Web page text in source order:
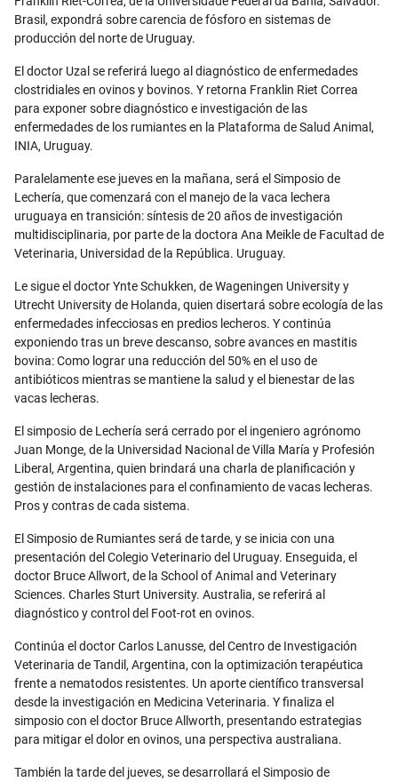
Brasil, expondrá sobre carencia de fósforo en sistemas de
producción del norte de Uruguay.
El doctor Uzal se referirá luego al diagnóstico de enfermedades
clostridiales en ovinos y bovinos. Y retorna Franklin Riet Correa
para exponer sobre diagnóstico e investigación de las
enfermedades de los rumiantes en la Plataforma de Salud Animal,
INIA, Uruguay.
Paralelamente ese jueves en la mañana, será el Simposio de
Lechería, que comenzará con el manejo de la vaca lechera
uruguaya en transición: síntesis de 20 años de investigación
multidisciplinaria, por parte de la doctora Ana Meikle de Facultad de
Veterinaria, Universidad de la República. Uruguay.
Le sigue el doctor Ynte Schukken, de Wageningen University y
Utrecht University de Holanda, quien disertará sobre ecología de las
enfermedades infecciosas en predios lecheros. Y continúa
exponiendo tras un breve descanso, sobre avances en mastitis
bovina: Como lograr una reducción del 50% en el uso de
antibióticos mientras se mantiene la salud y el bienestar de las
vacas lecheras.
El simposio de Lechería será cerrado por el ingeniero agrónomo
Juan Monge, de la Universidad Nacional de Villa María y Profesión
Liberal, Argentina, quien brindará una charla de planificación y
gestión de instalaciones para el confinamiento de vacas lecheras.
Pros y contras de cada sistema.
El Simposio de Rumiantes será de tarde, y se inicia con una
presentación del Colegio Veterinario del Uruguay. Enseguida, el
doctor Bruce Allwort, de la School of Animal and Veterinary
Sciences. Charles Sturt University. Australia, se referirá al
diagnóstico y control del Foot-rot en ovinos.
Continúa el doctor Carlos Lanusse, del Centro de Investigación
Veterinaria de Tandil, Argentina, con la optimización terapéutica
frente a nematodos resistentes. Un aporte científico transversal
desde la investigación en Medicina Veterinaria. Y finaliza el
simposio con el doctor Bruce Allworth, presentando estrategias
para mitigar el dolor en ovinos, una perspectiva australiana.
También la tarde del jueves, se desarrollará el Simposio de